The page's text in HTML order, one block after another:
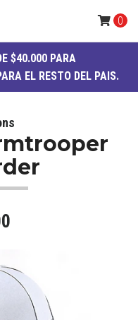
$40.000 PARA
EL RESTO DEL PAIS.
0